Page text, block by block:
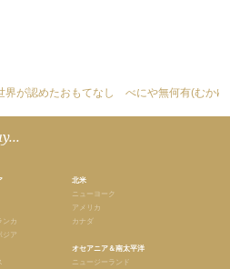
界が認めたおもてなし べにや無何有(むかゆ
ンカ
ジア
北米
ニューヨーク
アメリカ
カナダ
オセアニア＆南太平洋
ニュージーランド